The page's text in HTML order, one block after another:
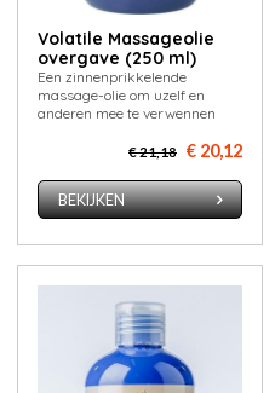
Volatile Massageolie
overgave (250 ml)
Een zinnenprikkelende
massage-olie om uzelf en
anderen mee te verwennen
€ 21,18 € 20,12
BEKIJKEN